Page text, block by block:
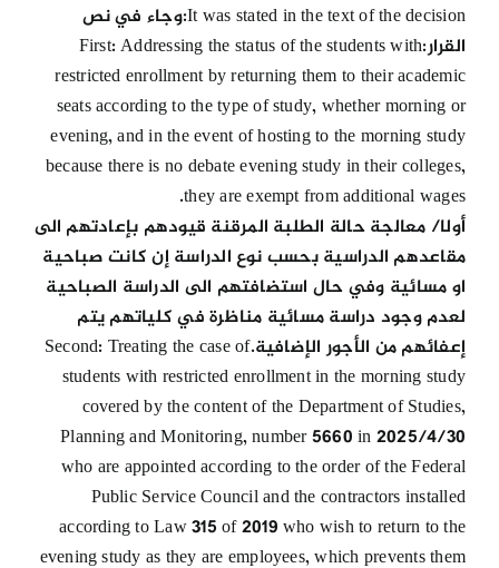
It was stated in the text of the decision:وجاء في نص
القرار:First: Addressing the status of the students with
restricted enrollment by returning them to their academic
seats according to the type of study, whether morning or
evening, and in the event of hosting to the morning study
because there is no debate evening study in their colleges,
they are exempt from additional wages.
أولا/ معالجة حالة الطلبة المرقنة قيودهم بإعادتهم الى
مقاعدهم الدراسية بحسب نوع الدراسة إن كانت صباحية
او مسائية وفي حال استضافتهم الى الدراسة الصباحية
لعدم وجود دراسة مسائية مناظرة في كلياتهم يتم
إعفائهم من الأجور الإضافية.Second: Treating the case of
students with restricted enrollment in the morning study
covered by the content of the Department of Studies,
Planning and Monitoring, number 5660 in 2025/4/30
who are appointed according to the order of the Federal
Public Service Council and the contractors installed
according to Law 315 of 2019 who wish to return to the
evening study as they are employees, which prevents them